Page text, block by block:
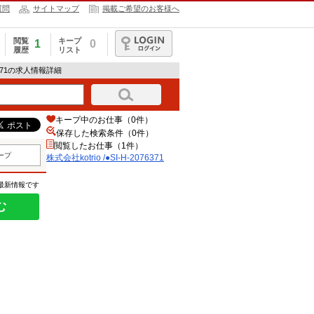
問 サイトマップ 掲載ご希望のお客様へ
閲覧
履歴
1
キープ
リスト
0
ログイン
の求人情報詳細
プ
新情報です
キープ中のお仕事（0件）
保存した検索条件（0件）
閲覧したお仕事（1件）
株式会社kotrio /●SI-H-2076371